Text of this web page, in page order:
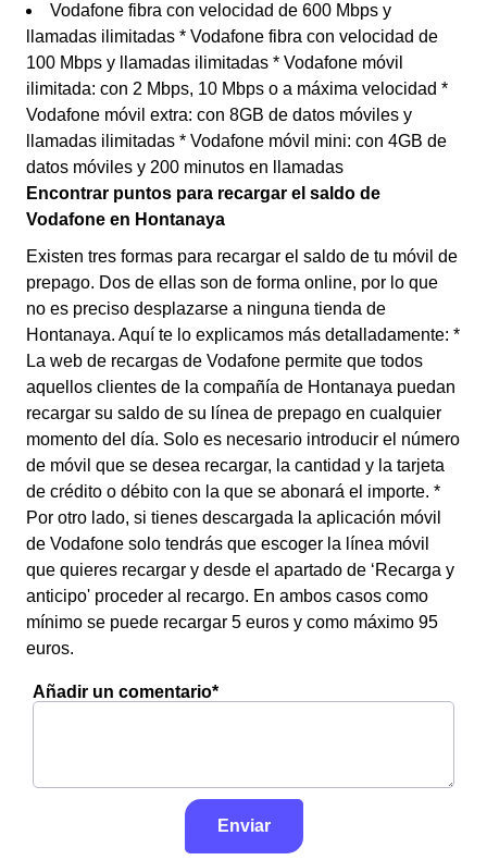
Vodafone fibra con velocidad de 600 Mbps y
llamadas ilimitadas * Vodafone fibra con velocidad de
100 Mbps y llamadas ilimitadas * Vodafone móvil
ilimitada: con 2 Mbps, 10 Mbps o a máxima velocidad *
Vodafone móvil extra: con 8GB de datos móviles y
llamadas ilimitadas * Vodafone móvil mini: con 4GB de
datos móviles y 200 minutos en llamadas
Encontrar puntos para recargar el saldo de
Vodafone en Hontanaya
Existen tres formas para recargar el saldo de tu móvil de
prepago. Dos de ellas son de forma online, por lo que
no es preciso desplazarse a ninguna tienda de
Hontanaya. Aquí te lo explicamos más detalladamente: *
La web de recargas de Vodafone permite que todos
aquellos clientes de la compañía de Hontanaya puedan
recargar su saldo de su línea de prepago en cualquier
momento del día. Solo es necesario introducir el número
de móvil que se desea recargar, la cantidad y la tarjeta
de crédito o débito con la que se abonará el importe. *
Por otro lado, si tienes descargada la aplicación móvil
de Vodafone solo tendrás que escoger la línea móvil
que quieres recargar y desde el apartado de ‘Recarga y
anticipo' proceder al recargo. En ambos casos como
mínimo se puede recargar 5 euros y como máximo 95
euros.
Añadir un comentario*
Enviar